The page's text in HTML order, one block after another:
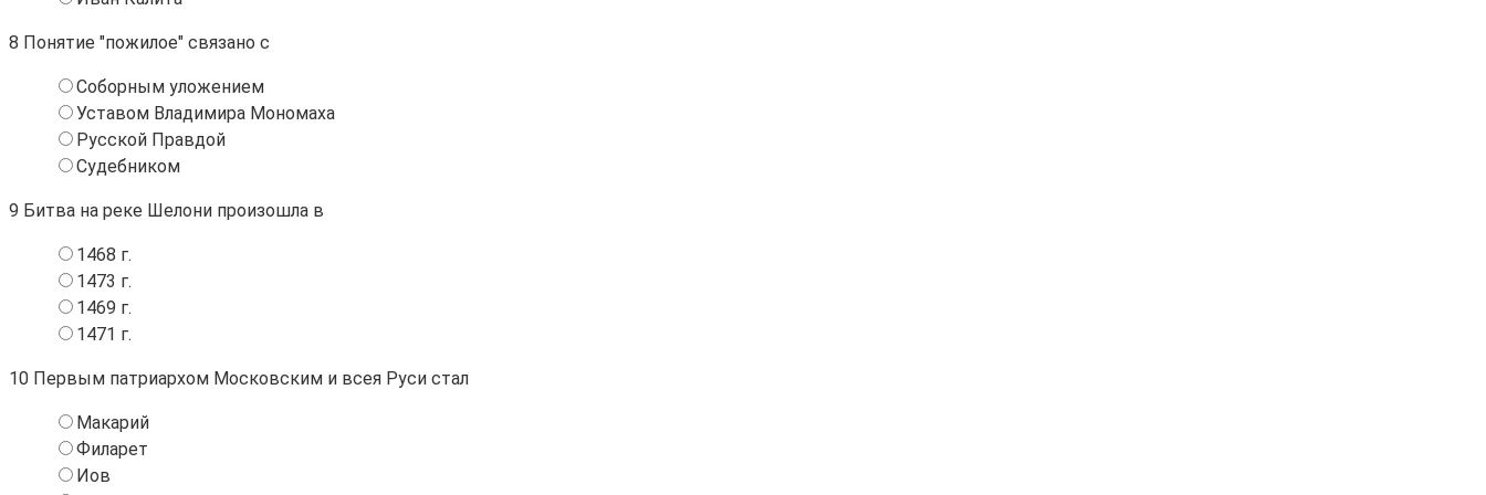
8 Понятие "пожилое" связано с
Соборным уложением
Уставом Владимира Мономаха
Русской Правдой
Судебником
9 Битва на реке Шелони произошла в
1468 г.
1473 г.
1469 г.
1471 г.
10 Первым патриархом Московским и всея Руси стал
Макарий
Филарет
Иов